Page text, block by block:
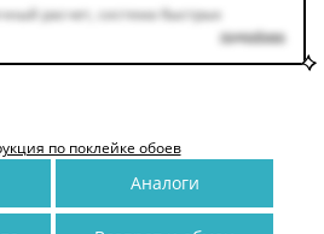
расчет, система быстрых
подробнее
по поклейке обоев
Аналоги